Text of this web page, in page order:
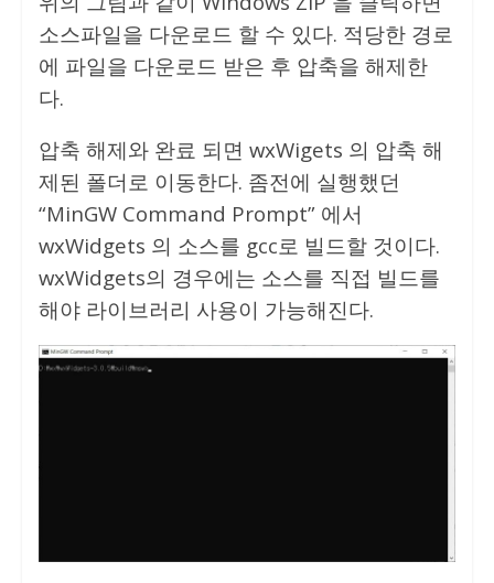
소스파일을 다운로드 할 수 있다. 적당한 경로
에 파일을 다운로드 받은 후 압축을 해제한
다.
압축 해제와 완료 되면 wxWigets 의 압축 해
제된 폴더로 이동한다. 좀전에 실행했던
“MinGW Command Prompt” 에서
wxWidgets 의 소스를 gcc로 빌드할 것이다.
wxWidgets의 경우에는 소스를 직접 빌드를
해야 라이브러리 사용이 가능해진다.